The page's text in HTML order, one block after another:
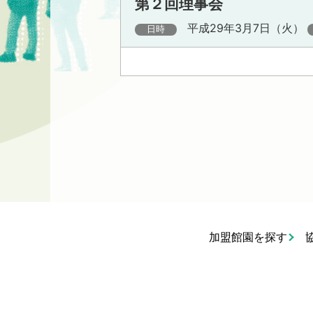
第２回理事会
日時 平成29年3月7日（火）
加盟館園を探す